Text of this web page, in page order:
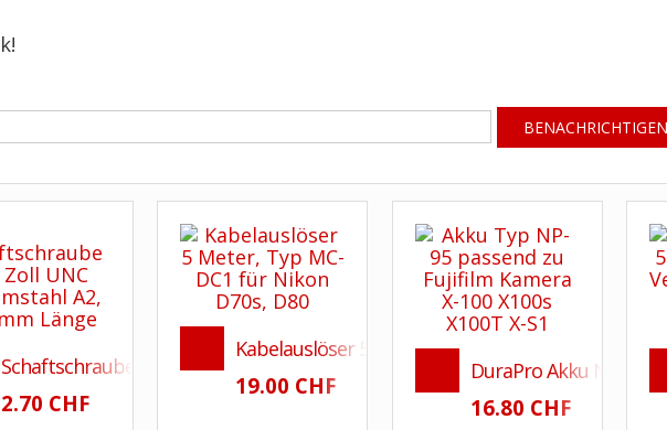
Schaftschraube 1/4 Zoll UNC 19 mm Chromstah A2l
2.70 CHF
Kabelauslöser 5 Meter, DC1 für Nikon D70s, D80
19.00 CHF
DuraPro Akku NP-95
16.80 CHF